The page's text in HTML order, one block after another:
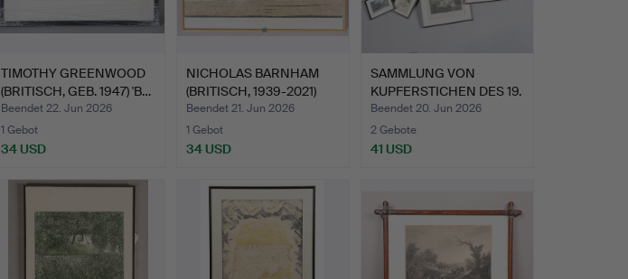
TIMOTHY GREENWOOD
(BRITISCH, GEB. 1947) 'B…
Beendet 22. Jun 2026
1 Gebot
34 USD
NICHOLAS BARNHAM
(BRITISCH, 1939-2021)
"WI…
Beendet 21. Jun 2026
1 Gebot
34 USD
SAMMLUNG VON
KUPFERSTICHEN DES 19.
JAHRHUN…
Beendet 20. Jun 2026
2 Gebote
41 USD